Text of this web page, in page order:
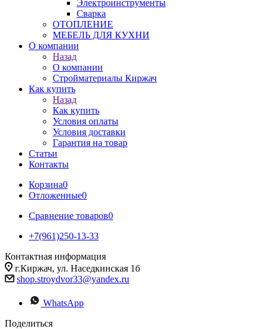
Электроинструменты
Сварка
ОТОПЛЕНИЕ
МЕБЕЛЬ ДЛЯ КУХНИ
О компании
Назад
О компании
Стройматериалы Киржач
Как купить
Назад
Как купить
Условия оплаты
Условия доставки
Гарантия на товар
Статьи
Контакты
Корзина0
Отложенные0
Сравнение товаров0
+7(961)250-13-33
Контактная информация
г.Киржач, ул. Наседкинская 1б
shop.stroydvor33@yandex.ru
WhatsApp
Поделиться